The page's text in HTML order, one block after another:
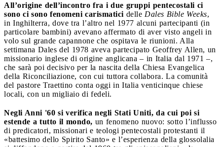
All’origine dell’incontro fra i due gruppi pentecostali ci
sono ci sono fenomeni carismatici delle Dales Bible Weeks,
in Inghilterra, dove tra l’altro nel 1977 alcuni partecipanti (in
particolare bambini) avevano affermato di aver visto angeli in
volo sul grande capannone che ospitava le riunioni. Alla
settimana Dales del 1978 aveva partecipato Geoffrey Allen, un
missionario inglese di origine anglicana – in Italia dal 1971 –,
che sarà poi decisivo per la nascita della Chiesa Evangelica
della Riconciliazione, con cui tuttora collabora. La comunità
del pastore Traettino conta oggi in Italia venticinque chiese
locali, con un migliaio di fedeli.
Negli Anni '60 si verifica negli Stati Uniti, da cui poi si
estende a tutto il mondo, un fenomeno nuovo: sotto l’influsso
di predicatori, missionari e teologi pentecostali protestanti il
«battesimo dello Spirito Santo» e l’esperienza della glossolalia